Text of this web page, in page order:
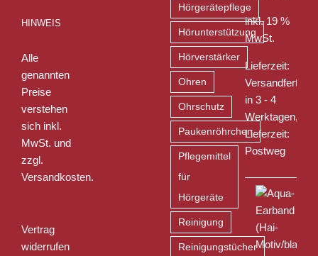
HINWEIS
Alle
genannten
Preise
verstehen
sich inkl.
MwSt. und
zzgl.
Versandkosten.
Vertrag
widerrufen
Hörgerätepflege
Hörunterstützung
Hörverstärker
Ohren
Ohrschutz
Paukenröhrchen
Pflegemittel
für
Hörgeräte
Reinigung
Reinigungstücher
inkl. 19 %
MwSt.
Lieferzeit:
Versandfertig
in 3 - 4
Werktagen,
Lieferzeit:
Postweg